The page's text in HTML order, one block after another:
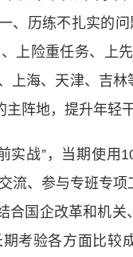
历练不扎实的问
上险重任务、上
上海、天津、吉
阵地，提升年轻
实战”，当期使用
流、参与专班专
合国企改革和机关
考验各方面比较